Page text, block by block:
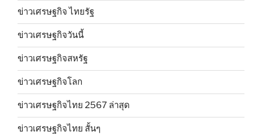
ข่าวเศรษฐกิจ ไทยรัฐ
ข่าวเศรษฐกิจวันนี้
ข่าวเศรษฐกิจสหรัฐ
ข่าวเศรษฐกิจโลก
ข่าวเศรษฐกิจไทย 2567 ล่าสุด
ข่าวเศรษฐกิจไทย สั้นๆ